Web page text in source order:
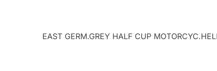
EAST GERM.GREY HALF CUP